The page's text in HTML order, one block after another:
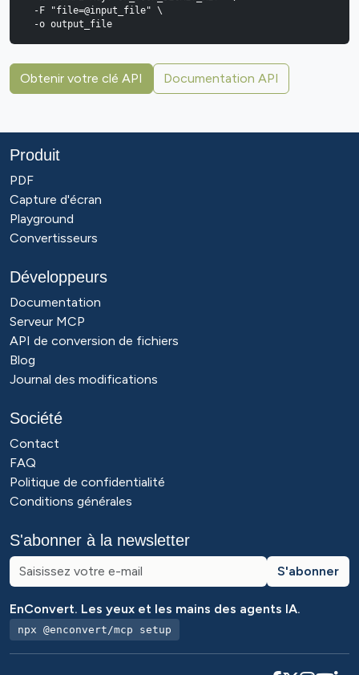
  -o output_file
Obtenir votre clé API Documentation API
Produit
PDF
Capture d'écran
Playground
Convertisseurs
Développeurs
Documentation
Serveur MCP
API de conversion de fichiers
Blog
Journal des modifications
Société
Contact
FAQ
Politique de confidentialité
Conditions générales
S'abonner à la newsletter
S'abonner
EnConvert. Les yeux et les mains des agents IA.
npx @enconvert/mcp setup